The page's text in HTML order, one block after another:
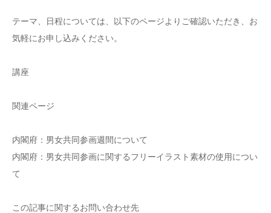
テーマ、日程については、以下のページよりご確認いただき、お
気軽にお申し込みください。
講座
関連ページ
内閣府：男女共同参画週間について
内閣府：男女共同参画に関するフリーイラスト素材の使用につい
て
この記事に関するお問い合わせ先